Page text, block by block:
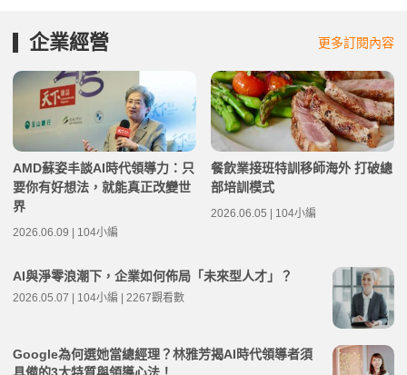
企業經營 更多訂閱內容
AMD蘇姿丰談AI時代領導力：只
要你有好想法，就能真正改變世
界
2026.06.09 | 104小編
餐飲業接班特訓移師海外 打破總
部培訓模式
2026.06.05 | 104小編
AI與淨零浪潮下，企業如何佈局「未來型人才」？
2026.05.07 | 104小編 | 2267觀看數
Google為何選她當總經理？林雅芳揭AI時代領導者須